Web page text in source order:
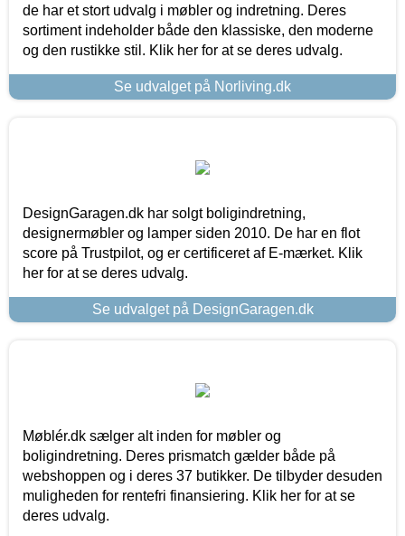
de har et stort udvalg i møbler og indretning. Deres
sortiment indeholder både den klassiske, den moderne
og den rustikke stil. Klik her for at se deres udvalg.
Se udvalget på Norliving.dk
DesignGaragen.dk har solgt boligindretning,
designermøbler og lamper siden 2010. De har en flot
score på Trustpilot, og er certificeret af E-mærket. Klik
her for at se deres udvalg.
Se udvalget på DesignGaragen.dk
Møblér.dk sælger alt inden for møbler og
boligindretning. Deres prismatch gælder både på
webshoppen og i deres 37 butikker. De tilbyder desuden
muligheden for rentefri finansiering. Klik her for at se
deres udvalg.